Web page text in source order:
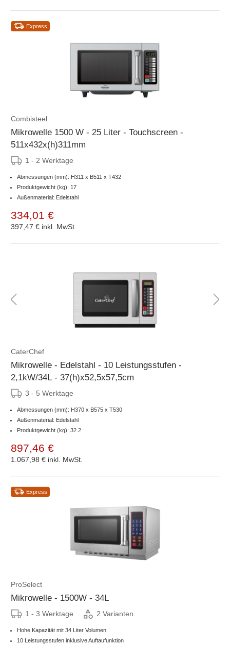
Express
Combisteel
Mikrowelle 1500 W - 25 Liter - Touchscreen -
511x432x(h)311mm
1 - 2 Werktage
Abmessungen (mm): H311 x B511 x T432
Produktgewicht (kg): 17
Außenmaterial: Edelstahl
334,01 €
397,47 € inkl. MwSt.
CaterChef
Mikrowelle - Edelstahl - 10 Leistungsstufen -
2,1kW/34L - 37(h)x52,5x57,5cm
3 - 5 Werktage
Abmessungen (mm): H370 x B575 x T530
Außenmaterial: Edelstahl
Produktgewicht (kg): 32.2
897,46 €
1.067,98 € inkl. MwSt.
Express
ProSelect
Mikrowelle - 1500W - 34L
1 - 3 Werktage 2 Varianten
Hohe Kapazität mit 34 Liter Volumen
10 Leistungsstufen inklusive Auftaufunktion